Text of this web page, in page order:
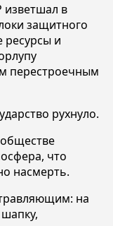
изветшал в
защитного
ресурсы и
перестроечным
рухнуло.
что
насмерть.
на